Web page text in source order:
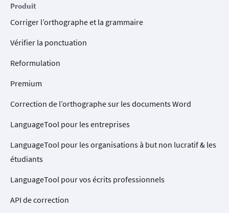
Produit
Corriger l’orthographe et la grammaire
Vérifier la ponctuation
Reformulation
Premium
Correction de l’orthographe sur les documents Word
LanguageTool pour les entreprises
LanguageTool pour les organisations à but non lucratif & les
étudiants
LanguageTool pour vos écrits professionnels
API de correction